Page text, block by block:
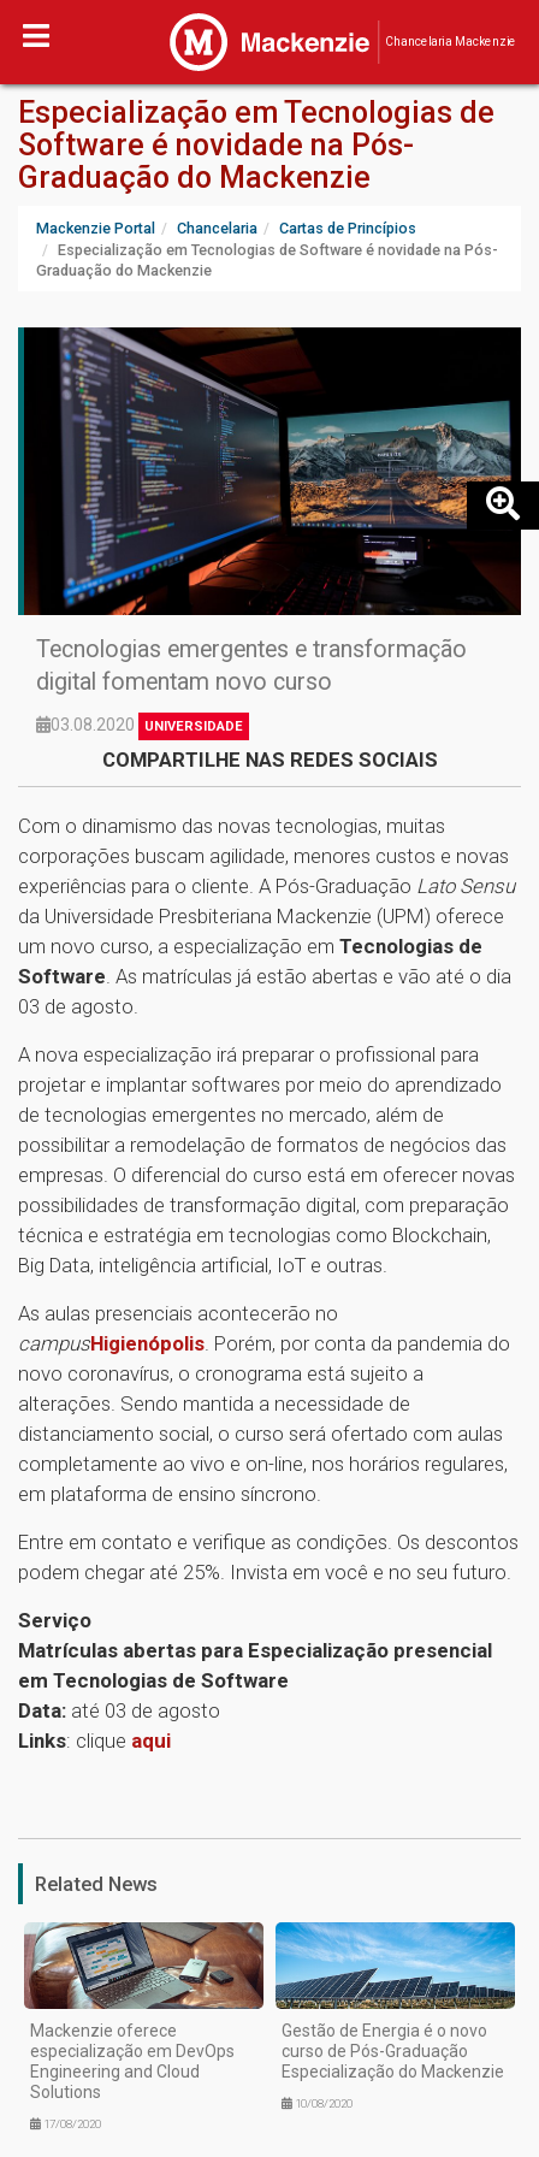
Chancelaria Mackenzie
Especialização em Tecnologias de
Software é novidade na Pós-
Graduação do Mackenzie
Mackenzie Portal Chancelaria
Cartas de Princípios
Especialização em Tecnologias de Software é novidade na Pós-
Graduação do Mackenzie
Tecnologias emergentes e transformação
digital fomentam novo curso
03.08.2020 UNIVERSIDADE
COMPARTILHE NAS REDES SOCIAIS
Com o dinamismo das novas tecnologias, muitas
corporações buscam agilidade, menores custos e novas
experiências para o cliente. A Pós-Graduação Lato Sensu
da Universidade Presbiteriana Mackenzie (UPM) oferece
um novo curso, a especialização em Tecnologias de
Software . As matrículas já estão abertas e vão até o dia
03 de agosto.
A nova especialização irá preparar o profissional para
projetar e implantar softwares por meio do aprendizado
de tecnologias emergentes no mercado, além de
possibilitar a remodelação de formatos de negócios das
empresas. O diferencial do curso está em oferecer novas
possibilidades de transformação digital, com preparação
técnica e estratégia em tecnologias como Blockchain,
Big Data, inteligência artificial, IoT e outras.
As aulas presenciais acontecerão no
campusHigienópolis . Porém, por conta da pandemia do
novo coronavírus, o cronograma está sujeito a
alterações. Sendo mantida a necessidade de
distanciamento social, o curso será ofertado com aulas
completamente ao vivo e on-line, nos horários regulares,
em plataforma de ensino síncrono.
Entre em contato e verifique as condições. Os descontos
podem chegar até 25%. Invista em você e no seu futuro.
Serviço
Matrículas abertas para Especialização presencial
em Tecnologias de Software
Data: até 03 de agosto
Links: clique aqui
Related News
Mackenzie oferece
especialização em DevOps
Engineering and Cloud
Solutions
17/08/2020
Gestão de Energia é o novo
curso de Pós-Graduação
Especialização do Mackenzie
10/08/2020